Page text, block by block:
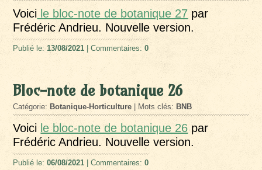
Voici le bloc-note de botanique 27 par
Frédéric Andrieu. Nouvelle version.
Publié le:13/08/2021 | Commentaires:0
Bloc-note de botanique 26
Catégorie: Botanique-Horticulture | Mots clés: BNB
Voici le bloc-note de botanique 26 par
Frédéric Andrieu. Nouvelle version.
Publié le:06/08/2021 | Commentaires:0